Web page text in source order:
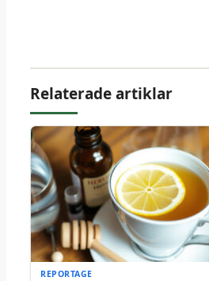
Relaterade artiklar
REPORTAGE